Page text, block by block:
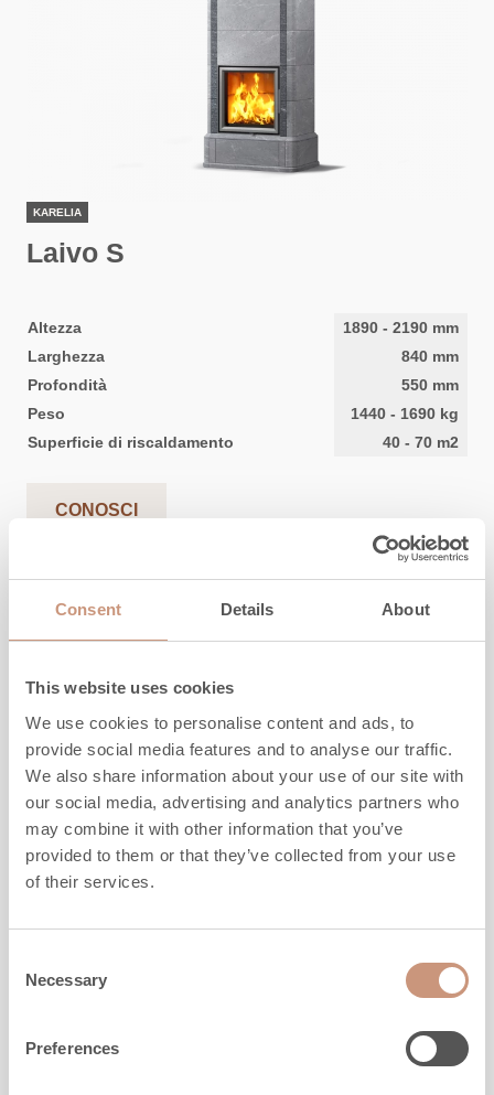
Consent Details About
This website uses cookies
We use cookies to personalise content and ads, to
provide social media features and to analyse our traffic.
We also share information about your use of our site with
our social media, advertising and analytics partners who
may combine it with other information that you’ve
provided to them or that they’ve collected from your use
of their services.
Selection
Necessary
Preferences
KARELIA
Laivo S
Altezza 1890 - 2190 mm
Larghezza
840 mm
Profondità
550 mm
Peso
1440 - 1690 kg
Superficie di riscaldamento
40 - 70 m2
CONOSCI
KARELIA
Salvo S 2D
Altezza 2145
mm